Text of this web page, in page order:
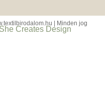
| Minden jog
She Creates Design